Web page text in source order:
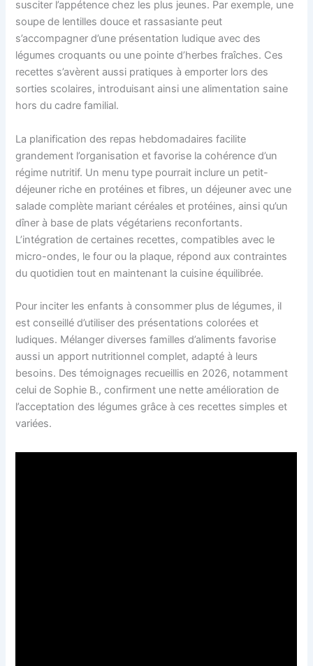
susciter l’appétence chez les plus jeunes. Par exemple, une
soupe de lentilles douce et rassasiante peut
s’accompagner d’une présentation ludique avec des
légumes croquants ou une pointe d’herbes fraîches. Ces
recettes s’avèrent aussi pratiques à emporter lors des
sorties scolaires, introduisant ainsi une alimentation saine
hors du cadre familial.
La planification des repas hebdomadaires facilite
grandement l’organisation et favorise la cohérence d’un
régime nutritif. Un menu type pourrait inclure un petit-
déjeuner riche en protéines et fibres, un déjeuner avec une
salade complète mariant céréales et protéines, ainsi qu’un
dîner à base de plats végétariens reconfortants.
L’intégration de certaines recettes, compatibles avec le
micro-ondes, le four ou la plaque, répond aux contraintes
du quotidien tout en maintenant la cuisine équilibrée.
Pour inciter les enfants à consommer plus de légumes, il
est conseillé d’utiliser des présentations colorées et
ludiques. Mélanger diverses familles d’aliments favorise
aussi un apport nutritionnel complet, adapté à leurs
besoins. Des témoignages recueillis en 2026, notamment
celui de Sophie B., confirment une nette amélioration de
l’acceptation des légumes grâce à ces recettes simples et
variées.